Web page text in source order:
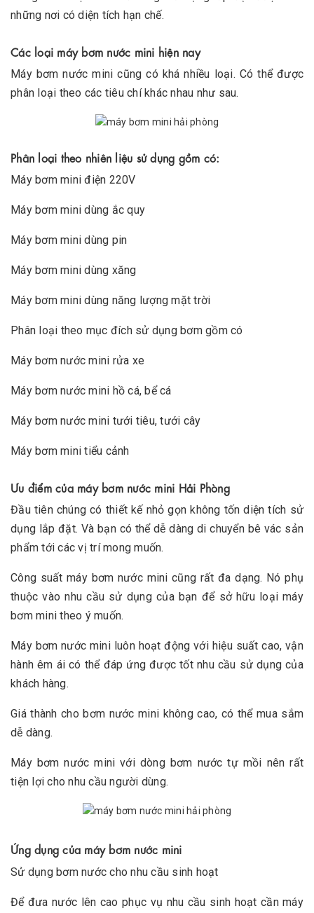
những nơi có diện tích hạn chế.
Các loại máy bơm nước mini hiện nay
Máy bơm nước mini cũng có khá nhiều loại. Có thể được
phân loại theo các tiêu chí khác nhau như sau.
Phân loại theo nhiên liệu sử dụng gồm có:
Máy bơm mini điện 220V
Máy bơm mini dùng ắc quy
Máy bơm mini dùng pin
Máy bơm mini dùng xăng
Máy bơm mini dùng năng lượng mặt trời
Phân loại theo mục đích sử dụng bơm gồm có
Máy bơm nước mini rửa xe
Máy bơm nước mini hồ cá, bể cá
Máy bơm nước mini tưới tiêu, tưới cây
Máy bơm mini tiểu cảnh
Ưu điểm của máy bơm nước mini Hải Phòng
Đầu tiên chúng có thiết kế nhỏ gọn không tốn diện tích sử
dụng lắp đặt. Và bạn có thể dễ dàng di chuyển bê vác sản
phẩm tới các vị trí mong muốn.
Công suất máy bơm nước mini cũng rất đa dạng. Nó phụ
thuộc vào nhu cầu sử dụng của bạn để sở hữu loại máy
bơm mini theo ý muốn.
Máy bơm nước mini luôn hoạt động với hiệu suất cao, vận
hành êm ái có thể đáp ứng được tốt nhu cầu sử dụng của
khách hàng.
Giá thành cho bơm nước mini không cao, có thể mua sắm
dễ dàng.
Máy bơm nước mini với dòng bơm nước tự mồi nên rất
tiện lợi cho nhu cầu người dùng.
Ứng dụng của máy bơm nước mini
Sử dụng bơm nước cho nhu cầu sinh hoạt
Để đưa nước lên cao phục vụ nhu cầu sinh hoạt cần máy